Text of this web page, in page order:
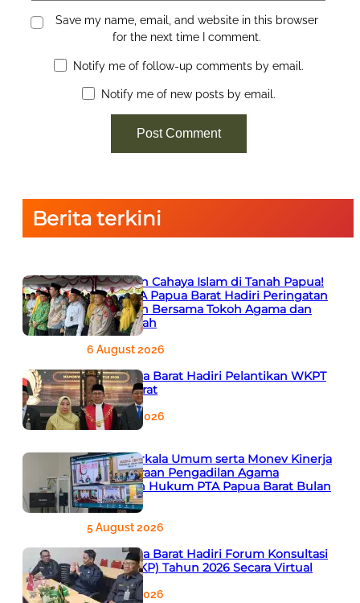
Save my name, email, and website in this browser
for the next time I comment.
Notify me of follow-up comments by email.
Notify me of new posts by email.
Berita terkini
666 Tahun Cahaya Islam di Tanah Papua!
Ketua PTA Papua Barat Hadiri Peringatan
Bersejarah Bersama Tokoh Agama dan
Pemerintah
6 August 2026
PTA Papua Barat Hadiri Pelantikan WKPT
Papua Barat
6 August 2026
Rapat Berkala Umum serta Monev Kinerja
Kepaniteraan Pengadilan Agama
Sewilayah Hukum PTA Papua Barat Bulan
Agustus
5 August 2026
PTA Papua Barat Hadiri Forum Konsultasi
Publik (FKP) Tahun 2026 Secara Virtual
5 August 2026